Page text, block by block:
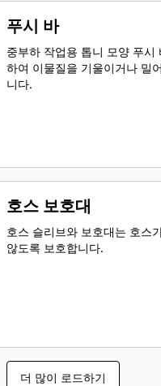
푸시 바
중부하 작업용 톱니 모양 푸시
하여 이물질을 기울이거나 밀
니다.
호스 보호대
호스 슬리브와 보호대는 호스
않도록 보호합니다.
더 많이 로드하기